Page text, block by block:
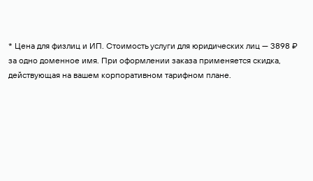
* Цена для физлиц и ИП. Стоимость услуги для юридических лиц — 3898 ₽
за одно доменное имя. При оформлении заказа применяется скидка,
действующая на вашем корпоративном тарифном плане.